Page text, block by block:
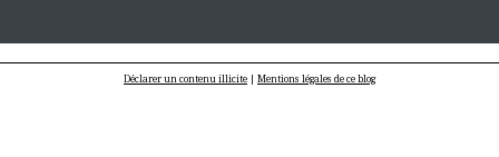
Déclarer un contenu illicite | Mentions légales de ce blog